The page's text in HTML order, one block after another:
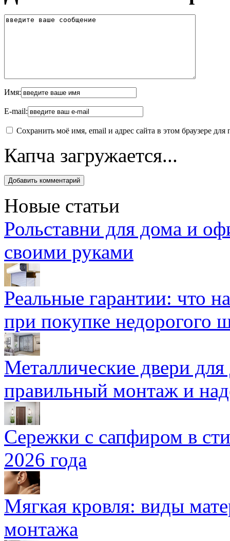
Имя:
E-mail:
Сохранить моё имя, email и адрес сайта в этом браузере
Капча загружается...
Новые статьи
Рольставни для дома и
своими руками
Реальные гарантии: что
при покупке недорогого
Металлические двери
правильный монтаж и
Сережки с сапфиром в
2026 года
Мягкая кровля: виды
монтажа